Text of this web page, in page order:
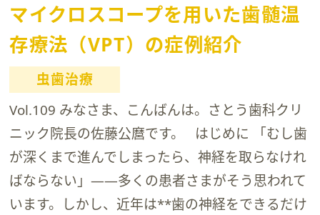
マイクロスコープを用いた歯髄温
存療法（VPT）の症例紹介
虫歯治療
Vol.109 みなさま、こんばんは。さとう歯科クリ
ニック院長の佐藤公麿です。 はじめに 「むし歯
が深くまで進んでしまったら、神経を取らなけれ
ばならない」——多くの患者さまがそう思われて
います。しかし、近年は**歯の神経をできるだけ